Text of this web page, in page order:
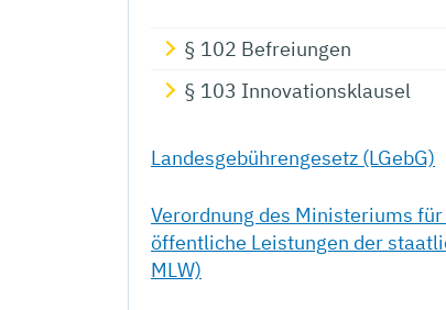
§ 102 Befreiungen
§ 103 Innovationsklausel
Landesgebührengesetz (LGebG)
Verordnung des Ministeriums
öffentliche Leistungen der
MLW)